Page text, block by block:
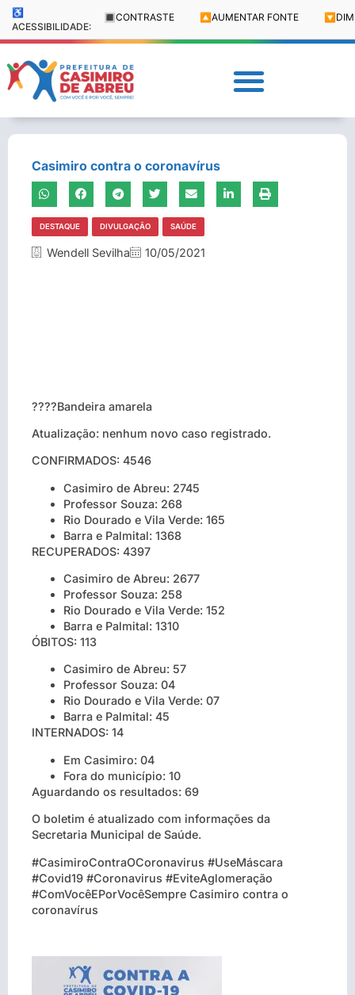
♿
ACESSIBILIDADE:
🔳 CONTRASTE 🔼 AUMENTAR FONTE 🔽
Casimiro contra o coronavírus
DESTAQUE DIVULGAÇÃO SAÚDE
Wendell Sevilha 10/05/2021
????Bandeira amarela
Atualização: nenhum novo caso registrado.
CONFIRMADOS: 4546
Casimiro de Abreu: 2745
Professor Souza: 268
Rio Dourado e Vila Verde: 165
Barra e Palmital: 1368
RECUPERADOS: 4397
Casimiro de Abreu: 2677
Professor Souza: 258
Rio Dourado e Vila Verde: 152
Barra e Palmital: 1310
ÓBITOS: 113
Casimiro de Abreu: 57
Professor Souza: 04
Rio Dourado e Vila Verde: 07
Barra e Palmital: 45
INTERNADOS: 14
Em Casimiro: 04
Fora do município: 10
Aguardando os resultados: 69
O boletim é atualizado com informações da
Secretaria Municipal de Saúde.
#CasimiroContraOCoronavirus #UseMáscara
#Covid19 #Coronavirus #EviteAglomeração
#ComVocêEPorVocêSempre Casimiro contra o
coronavírus